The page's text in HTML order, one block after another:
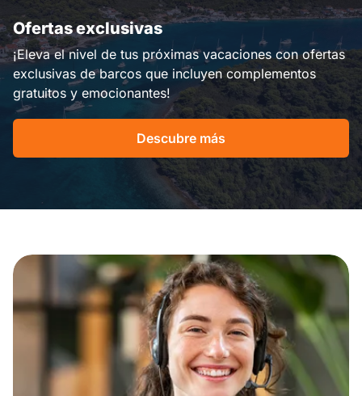
Ofertas exclusivas
¡Eleva el nivel de tus próximas vacaciones con ofertas
exclusivas de barcos que incluyen complementos
gratuitos y emocionantes!
Descubre más